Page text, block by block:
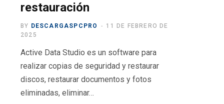
restauración
BY DESCARGASPCPRO
11 DE FEBRERO DE
2025
Active Data Studio es un software para
realizar copias de seguridad y restaurar
discos, restaurar documentos y fotos
eliminadas, eliminar…